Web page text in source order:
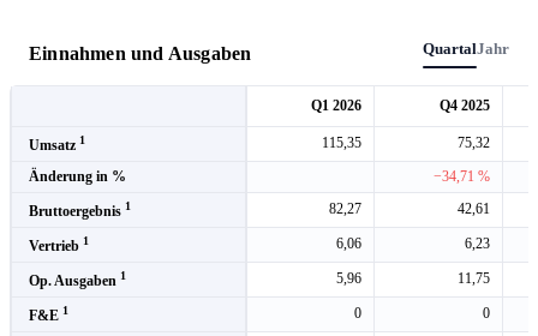
Einnahmen und Ausgaben QuartalJahr
Q1 2026 Q4 2025
Umsatz 1 115,35
75,32
Änderung in %
−34,71 %
Bruttoergebnis 1 82,27 42,61
Vertrieb 1 6,06 6,23
Op. Ausgaben 1 5,96 11,75
F&E 1 0 0